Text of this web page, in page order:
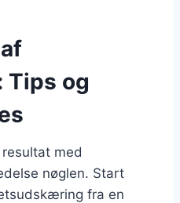
Tips og
med
nøglen. Start
fra en